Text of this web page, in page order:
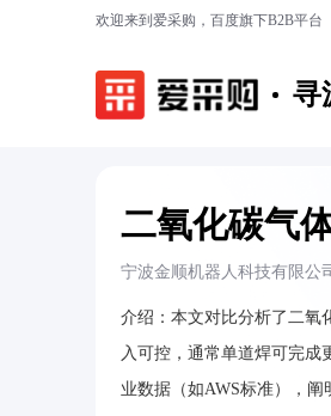
欢迎来到爱采购，百度旗下B2B平台
寻
二氧化碳气
宁波金顺机器人科技有限公司
介绍： 本文对比分析了二氧
入可控，通常单道焊可完成
业数据（如AWS标准），阐